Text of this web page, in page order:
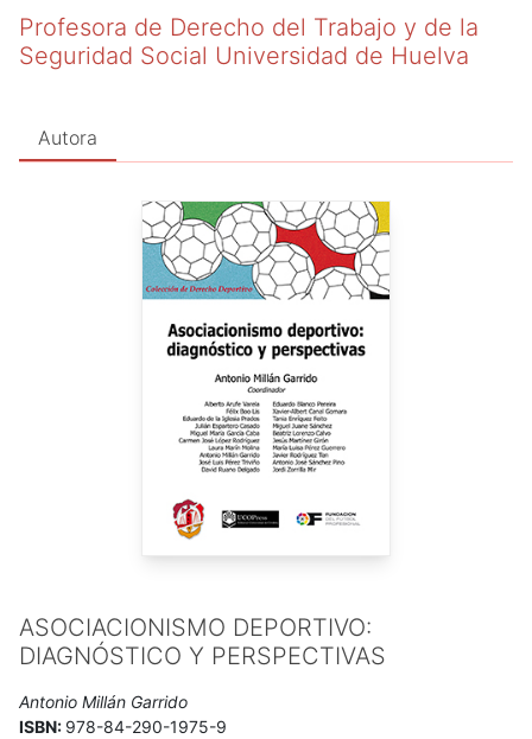
Profesora de Derecho del Trabajo y de la
Seguridad Social Universidad de Huelva
Autora
ASOCIACIONISMO DEPORTIVO:
DIAGNÓSTICO Y PERSPECTIVAS
Antonio Millán Garrido
ISBN: 978-84-290-1975-9